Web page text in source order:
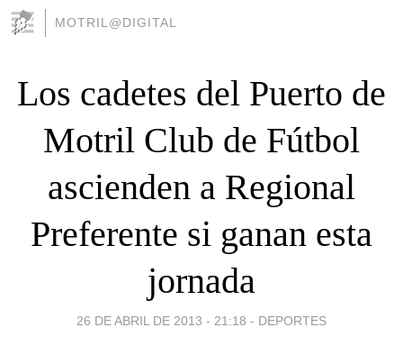
MOTRIL@DIGITAL
Los cadetes del Puerto de
Motril Club de Fútbol
ascienden a Regional
Preferente si ganan esta
jornada
26 DE ABRIL DE 2013 - 21:18 - DEPORTES